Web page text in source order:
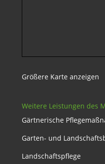
Größere Karte anzeigen
Weitere Leistungen des
Gärtnerische
Garten- und
Landschaftspflege